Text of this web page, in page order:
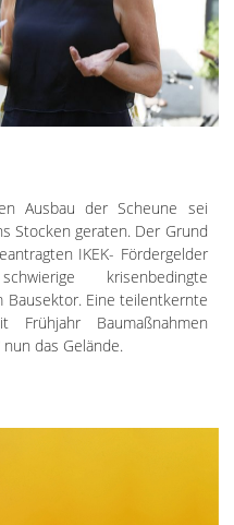
Ausbau der Scheune sei
Stocken geraten. Der Grund
IKEK- Fördergelder
krisenbedingte
Bausektor. Eine teilentkernte
Baumaßnahmen
das Gelände.